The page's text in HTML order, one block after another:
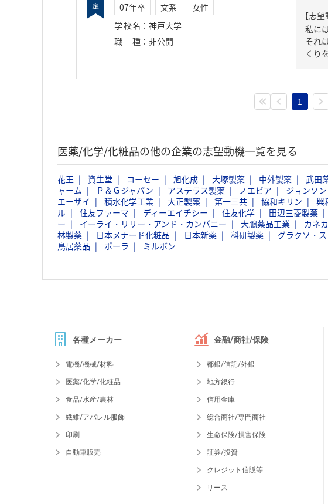
07年卒 文系
女性
学校名 ： 神戸大学
職種 ： 非公開
【志望
私に
それ
くり
1
医薬/化学/化粧品の他の企業の志望動機一覧を見る
花王 資生堂 コーセー 旭化成 大塚製薬 中外製薬 武田
ャーム
Ｐ＆Ｇジャパン アステラス製薬 ノエビア ジョンソ
エーザイ
積水化学工業 大正製薬 第一三共 協和キリン 興
ル
住友ファーマ ディーエイチシー 住友化学 田辺三菱製薬
ー
イーライ・リリー・アンド・カンパニー 大鵬薬品工業 カネカ
林製薬
日本メナード化粧品 日本新薬 科研製薬 グラクソ・
鳥居薬品
ポーラ ミルボン
各種メーカー
電機/機械/材料
医薬/化学/化粧品
食品/水産/農林
繊維/アパレル服飾
印刷
自動車販売
金融/商社/保険
都銀/信託/外銀
地方銀行
信用金庫
総合商社/専門商社
生命保険/損害保険
証券/投資
クレジット信販等
リース